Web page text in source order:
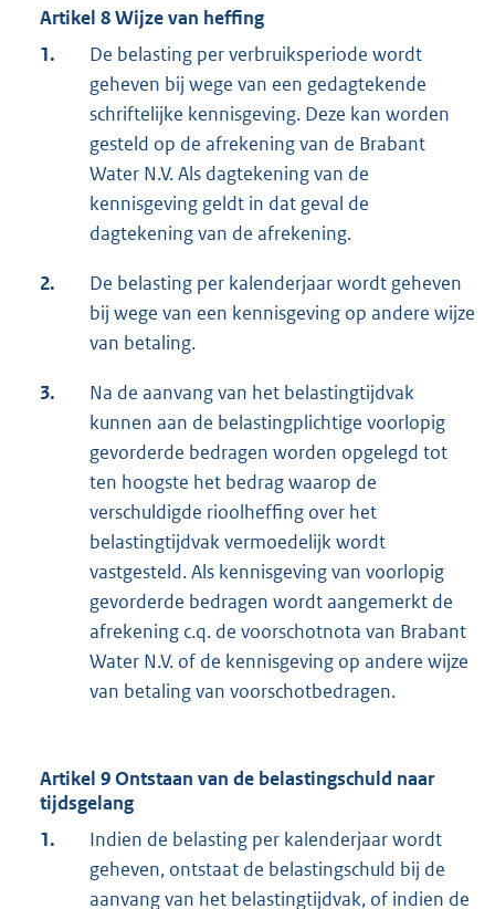
Artikel 8 Wijze van heffing
1.
De belasting per verbruiksperiode wordt
geheven bij wege van een gedagtekende
schriftelijke kennisgeving. Deze kan worden
gesteld op de afrekening van de Brabant
Water N.V. Als dagtekening van de
kennisgeving geldt in dat geval de
dagtekening van de afrekening.
2.
De belasting per kalenderjaar wordt geheven
bij wege van een kennisgeving op andere wijze
van betaling.
3.
Na de aanvang van het belastingtijdvak
kunnen aan de belastingplichtige voorlopig
gevorderde bedragen worden opgelegd tot
ten hoogste het bedrag waarop de
verschuldigde rioolheffing over het
belastingtijdvak vermoedelijk wordt
vastgesteld. Als kennisgeving van voorlopig
gevorderde bedragen wordt aangemerkt de
afrekening c.q. de voorschotnota van Brabant
Water N.V. of de kennisgeving op andere wijze
van betaling van voorschotbedragen.
Artikel 9 Ontstaan van de belastingschuld naar
tijdsgelang
1.
Indien de belasting per kalenderjaar wordt
geheven, ontstaat de belastingschuld bij de
aanvang van het belastingtijdvak, of indien de